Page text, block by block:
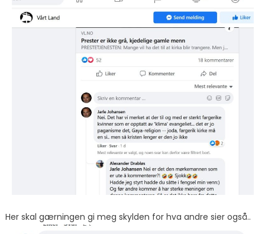
Her skal gærningen gi meg skylden for hva andre sier også..